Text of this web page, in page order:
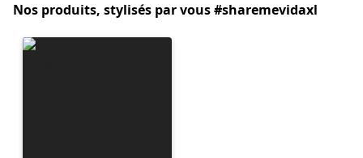
Nos produits, stylisés par vous #sharemevidaxl